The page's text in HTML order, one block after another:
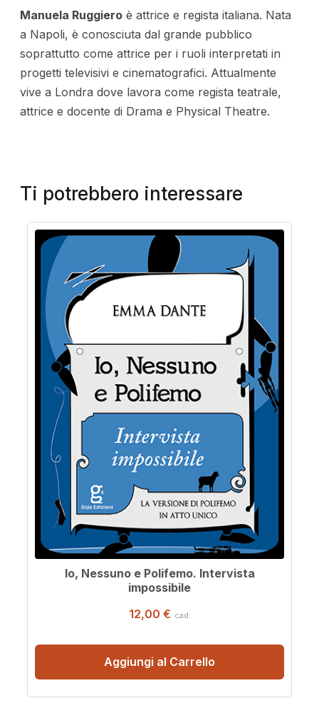
Manuela Ruggiero è attrice e regista italiana. Nata
a Napoli, è conosciuta dal grande pubblico
soprattutto come attrice per i ruoli interpretati in
progetti televisivi e cinematografici. Attualmente
vive a Londra dove lavora come regista teatrale,
attrice e docente di Drama e Physical Theatre.
Ti potrebbero interessare
12,00 € cad.
Io, Nessuno e Polifemo. Intervista
impossibile
Aggiungi al Carrello